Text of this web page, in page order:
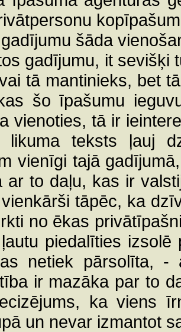
šāda
gadījumu, it sevišķi
tā mantinieks, bet
šo īpašumu
vienoties, tā ir
likuma teksts ļauj
vienīgi tajā
ar to daļu, kas ir
tāpēc, ka
no ēkas
piedalīties
netiek pārsolīta,
ir mazāka par to
ka viens
un nevar izmantot